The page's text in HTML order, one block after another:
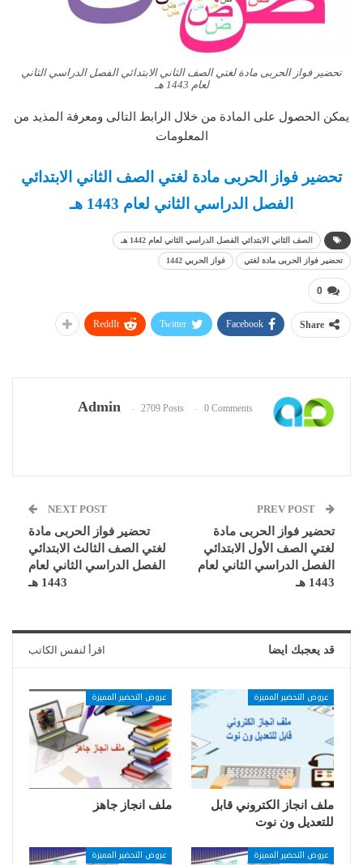
تحضير فواز الحربى مادة لغتي الصف الثاني الابتدائي الفصل الدراسي الثاني
لعام 1443 هـ
يمكن الحصول على المادة من خلال الرابط التالى ومعرفة المذيد من
المعلومات
تحضير فواز الحربى مادة لغتي الصف الثاني الابتدائي
الفصل الدراسي الثاني لعام 1443 هـ
الصف الثاني الابتدائي الفصل الدراسي الثاني لعام 1442 هـ
تحضير فواز الحربى مادة لغتي فواز الحربي 1442
0
Share
Facebook
Twitter
ReddIt
Admin 2709 Posts 0 Comments
تحضير فواز الحربى مادة
لغتي الصف الأول الابتدائي
الفصل الدراسي الثاني لعام
1443 هـ
NEXT POST
تحضير فواز الحربى مادة
لغتي الصف الثالث الابتدائي
الفصل الدراسي الثاني لعام
1443 هـ
قد يعجبك ايضا اقرأ لنفس الكاتب
عروض التحضير المميزة
ملف انجاز الكتروني قابل
للتعديل ون نوت
عروض التحضير المميزة
ملف انجاز جاهز
عروض التحضير المميزة عروض التحضير المميزة